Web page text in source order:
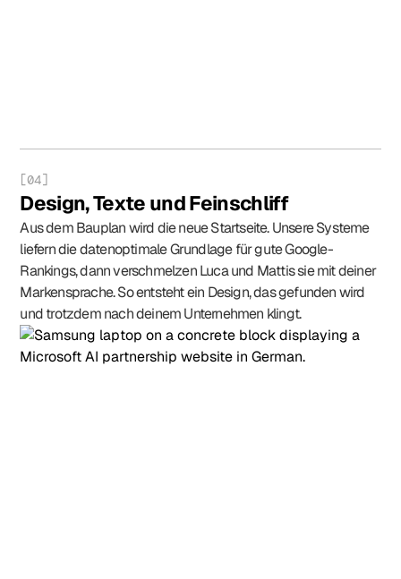
[04]
Design, Texte und Feinschliff
Aus dem Bauplan wird die neue Startseite. Unsere Systeme
liefern die datenoptimale Grundlage für gute Google-
Rankings, dann verschmelzen Luca und Mattis sie mit deiner
Markensprache. So entsteht ein Design, das gefunden wird
und trotzdem nach deinem Unternehmen klingt.